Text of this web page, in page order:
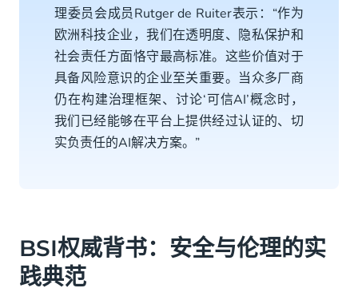
理委员会成员Rutger de Ruiter表示：“作为
欧洲科技企业，我们在透明度、隐私保护和
社会责任方面恪守最高标准。这些价值对于
具备风险意识的企业至关重要。当众多厂商
仍在构建治理框架、讨论‘可信AI’概念时，
我们已经能够在平台上提供经过认证的、切
实负责任的AI解决方案。”
BSI权威背书：安全与伦理的实
践典范